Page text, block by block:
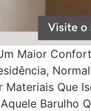
Maior
Materiais Que
Barulho